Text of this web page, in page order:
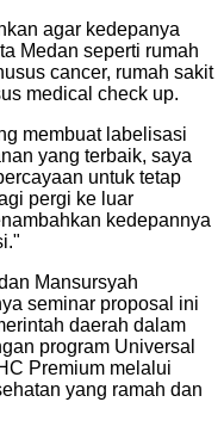
agar kedepanya
Medan seperti rumah
cancer, rumah sakit
medical check up.
membuat labelisasi
yang terbaik, saya
untuk tetap
pergi ke luar
kedepannya
"
Mansursyah
seminar proposal ini
daerah dalam
program Universal
Premium melalui
yang ramah dan